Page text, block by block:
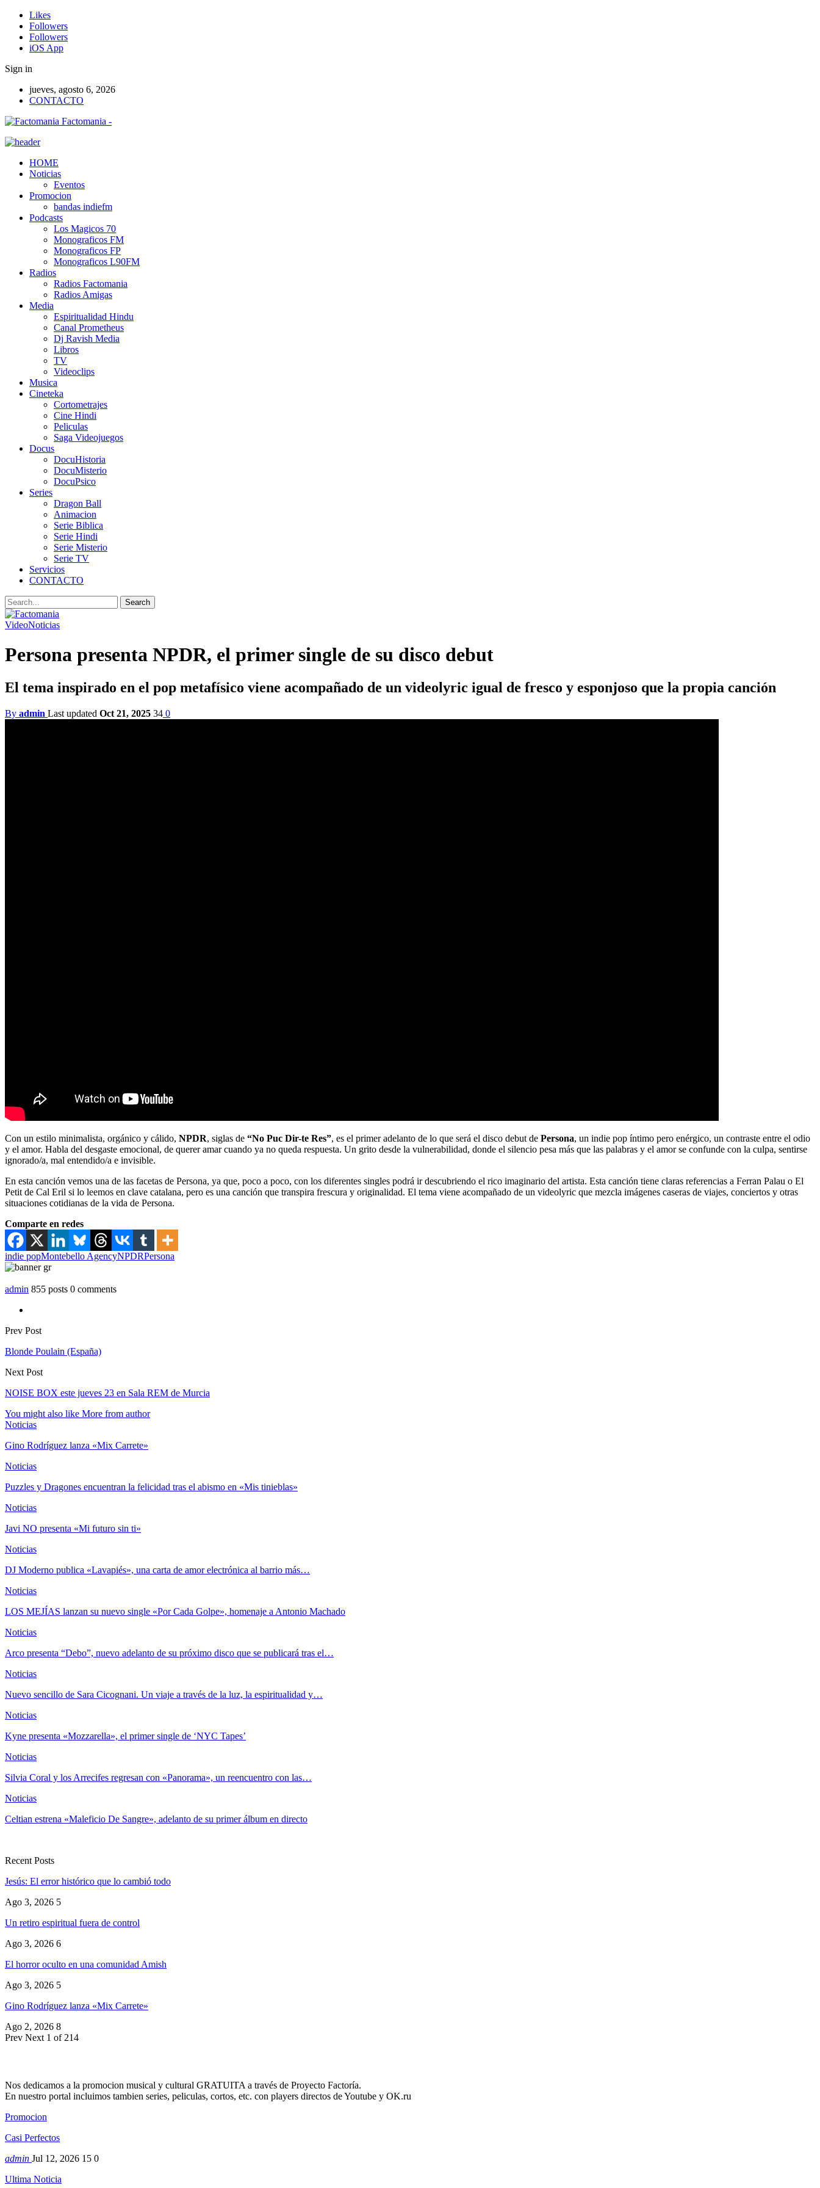
Likes
Followers
Followers
iOS App
Sign in
jueves, agosto 6, 2026
CONTACTO
Factomania -
HOME
Noticias
Eventos
Promocion
bandas indiefm
Podcasts
Los Magicos 70
Monograficos FM
Monograficos FP
Monograficos L90FM
Radios
Radios Factomania
Radios Amigas
Media
Espiritualidad Hindu
Canal Prometheus
Dj Ravish Media
Libros
TV
Videoclips
Musica
Cineteka
Cortometrajes
Cine Hindi
Peliculas
Saga Videojuegos
Docus
DocuHistoria
DocuMisterio
DocuPsico
Series
Dragon Ball
Animacion
Serie Biblica
Serie Hindi
Serie Misterio
Serie TV
Servicios
CONTACTO
VideoNoticias
Persona presenta NPDR, el primer single de su disco debut
El tema inspirado en el pop metafísico viene acompañado de un videolyric igual de fresco y esponjoso que la propia canción
By admin Last updated Oct 21, 2025 34 0
Con un estilo minimalista, orgánico y cálido, NPDR, siglas de “No Puc Dir-te Res”, es el primer adelanto de lo que será el disco debut de Persona, un indie pop íntimo pero enérgico, un contraste entre el odio
y el amor. Habla del desgaste emocional, de querer amar cuando ya no queda respuesta. Un grito desde la vulnerabilidad, donde el silencio pesa más que las palabras y el amor se confunde con la culpa, sentirse
ignorado/a, mal entendido/a e invisible.
En esta canción vemos una de las facetas de Persona, ya que, poco a poco, con los diferentes singles podrá ir descubriendo el rico imaginario del artista. Esta canción tiene claras referencias a Ferran Palau o El
Petit de Cal Eril si lo leemos en clave catalana, pero es una canción que transpira frescura y originalidad. El tema viene acompañado de un videolyric que mezcla imágenes caseras de viajes, conciertos y otras
situaciones cotidianas de la vida de Persona.
Comparte en redes
indie popMontebello AgencyNPDRPersona
admin 855 posts 0 comments
Prev Post
Blonde Poulain (España)
Next Post
NOISE BOX este jueves 23 en Sala REM de Murcia
You might also like More from author
Noticias
Gino Rodríguez lanza «Mix Carrete»
Noticias
Puzzles y Dragones encuentran la felicidad tras el abismo en «Mis tinieblas»
Noticias
Javi NO presenta «Mi futuro sin ti»
Noticias
DJ Moderno publica «Lavapiés», una carta de amor electrónica al barrio más…
Noticias
LOS MEJÍAS lanzan su nuevo single «Por Cada Golpe», homenaje a Antonio Machado
Noticias
Arco presenta “Debo”, nuevo adelanto de su próximo disco que se publicará tras el…
Noticias
Nuevo sencillo de Sara Cicognani. Un viaje a través de la luz, la espiritualidad y…
Noticias
Kyne presenta «Mozzarella», el primer single de ‘NYC Tapes’
Noticias
Silvia Coral y los Arrecifes regresan con «Panorama», un reencuentro con las…
Noticias
Celtian estrena «Maleficio De Sangre», adelanto de su primer álbum en directo
Recent Posts
Jesús: El error histórico que lo cambió todo
Ago 3, 2026 5
Un retiro espiritual fuera de control
Ago 3, 2026 6
El horror oculto en una comunidad Amish
Ago 3, 2026 5
Gino Rodríguez lanza «Mix Carrete»
Ago 2, 2026 8
Prev Next 1 of 214
Nos dedicamos a la promocion musical y cultural GRATUITA a través de Proyecto Factoría.
En nuestro portal incluimos tambien series, peliculas, cortos, etc. con players directos de Youtube y OK.ru
Promocion
Casi Perfectos
admin Jul 12, 2026 15 0
Ultima Noticia